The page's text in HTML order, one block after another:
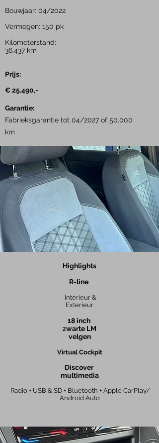
Bouwjaar: 04/2022
Vermogen: 150 pk
Kilometerstand:
36.437 km
Prijs:
€ 25.490,-
Garantie:
Fabrieksgarantie tot 04/2027 of 50.000
km
Highlights
R-line
Interieur &
Exterieur
18 inch
zwarte LM
velgen
Virtual Cockpit
Discover
multimedia
Radio + USB & SD + Bluetooth + Apple CarPlay/
Android Auto